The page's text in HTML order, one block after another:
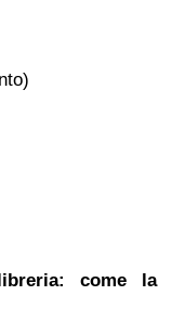
come la